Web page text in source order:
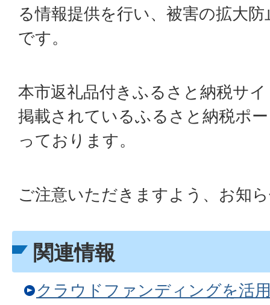
る情報提供を行い、被害の拡大
です。
本市返礼品付きふるさと納税サ
掲載されているふるさと納税ポ
っております。
ご注意いただきますよう、お知
関連情報
クラウドファンディングを活